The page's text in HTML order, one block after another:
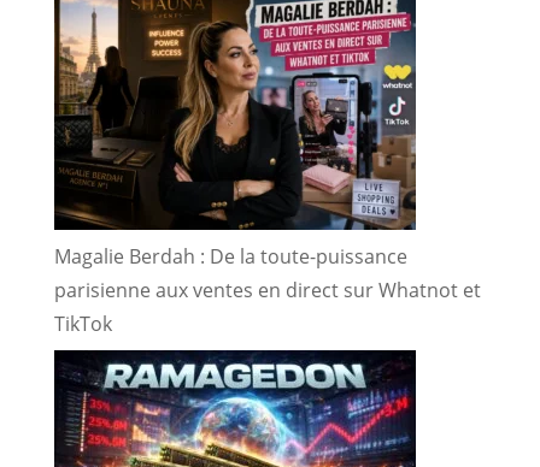
Magalie Berdah : De la toute-puissance
parisienne aux ventes en direct sur Whatnot et
TikTok